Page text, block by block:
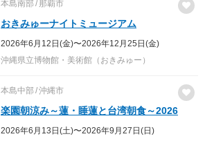
本島南部 那覇市
おきみゅーナイトミュージアム
2026年6月12日(金)〜2026年12月25日(金)
沖縄県立博物館・美術館（おきみゅー）
本島中部 沖縄市
楽園朝涼み～蓮・睡蓮と台湾朝食～2026
2026年6月13日(土)〜2026年9月27日(日)